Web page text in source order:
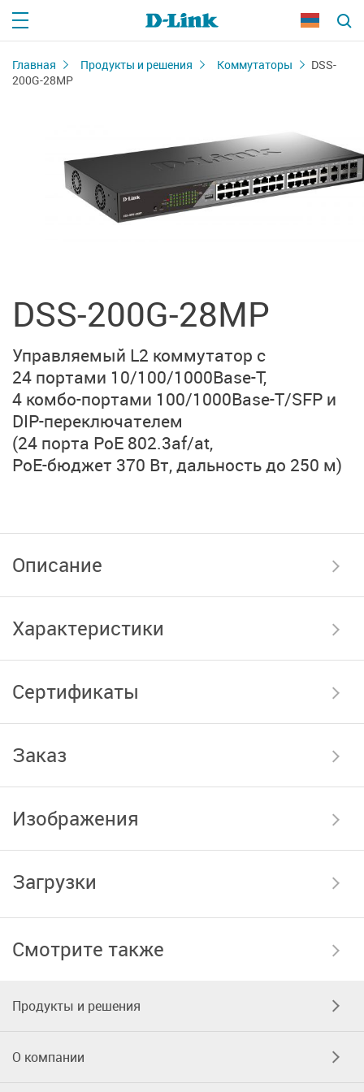
Главная Продукты и решения Коммутаторы
DSS-
200G-28MP
DSS-200G-28MP
Управляемый L2 коммутатор с
24 портами 10/100/1000Base-T,
4 комбо-портами 100/1000Base-T/SFP и
DIP-переключателем
(24 порта PoE 802.3af/at,
PoE-бюджет 370 Вт,дальность до 250 м)
Описание
Характеристики
Сертификаты
Заказ
Изображения
Загрузки
Смотрите также
Продукты и решения
О компании